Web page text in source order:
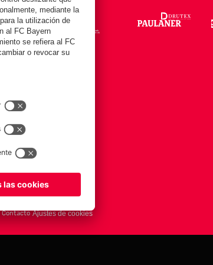
Online Store
Equipaciones y más
Rebajas %
Contacto Ajustes de cookies